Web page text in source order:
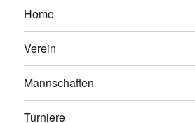
Home
Verein
Mannschaften
Turniere